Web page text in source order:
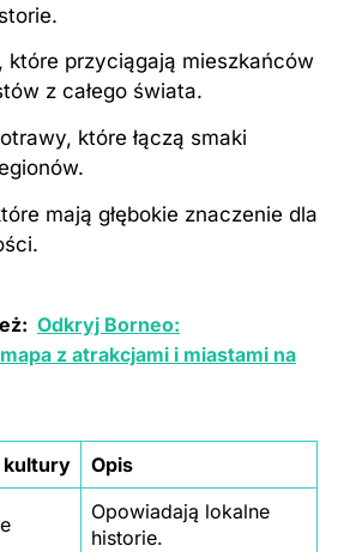
które przyciągają mieszkańców
z całego świata.
które łączą smaki
mają głębokie znaczenie dla
Odkryj Borneo:
z atrakcjami i miastami na
kultury Opis
Opowiadają lokalne
historie.